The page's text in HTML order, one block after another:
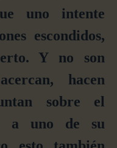
uno intente
escondidos,
Y no son
hacen
sobre el
a uno de su